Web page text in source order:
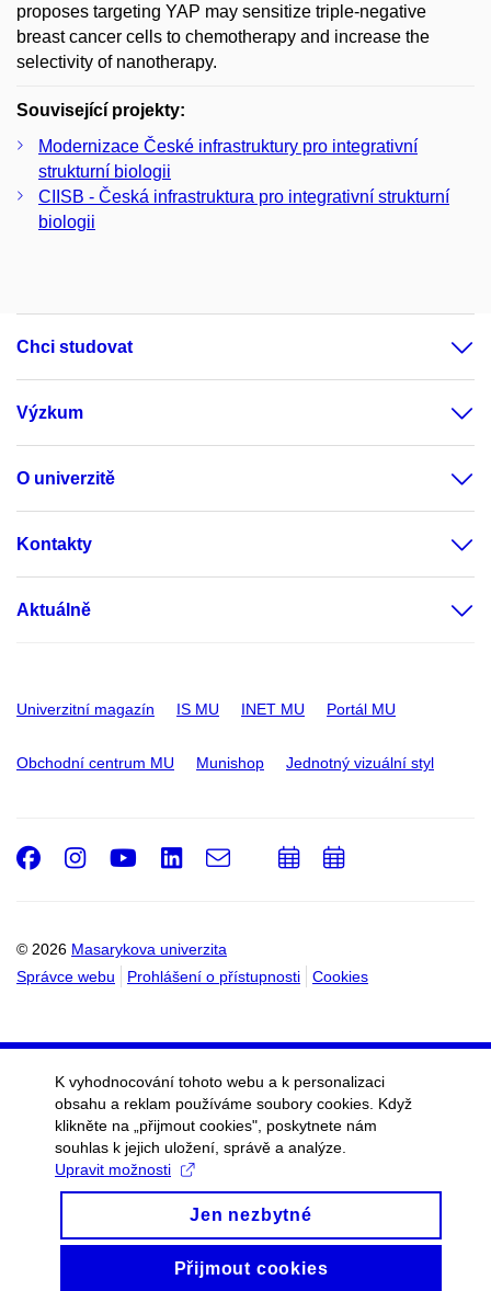
proposes targeting YAP may sensitize triple-negative
breast cancer cells to chemotherapy and increase the
selectivity of nanotherapy.
Související projekty:
Modernizace České infrastruktury pro integrativní
strukturní biologii
CIISB - Česká infrastruktura pro integrativní strukturní
biologii
Chci studovat
Výzkum
O univerzitě
Kontakty
Aktuálně
Univerzitní magazín IS MU INET MU Portál MU
Obchodní centrum MU Munishop Jednotný vizuální styl
© 2026 Masarykova univerzita
Správce webu
Prohlášení o přístupnosti Cookies
Facebook
Instagram
Youtube
LinkedIn
e-
Email
PřidatPřidat
K vyhodnocování tohoto webu a k personalizaci
obsahu a reklam používáme soubory cookies. Když
klikněte na „přijmout cookies", poskytnete nám
souhlas k jejich uložení, správě a analýze.
Upravit možnosti
Jen nezbytné
Přijmout cookies